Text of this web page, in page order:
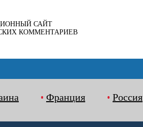
САЙТ
КОММЕНТАРИЕВ
Франция Россия